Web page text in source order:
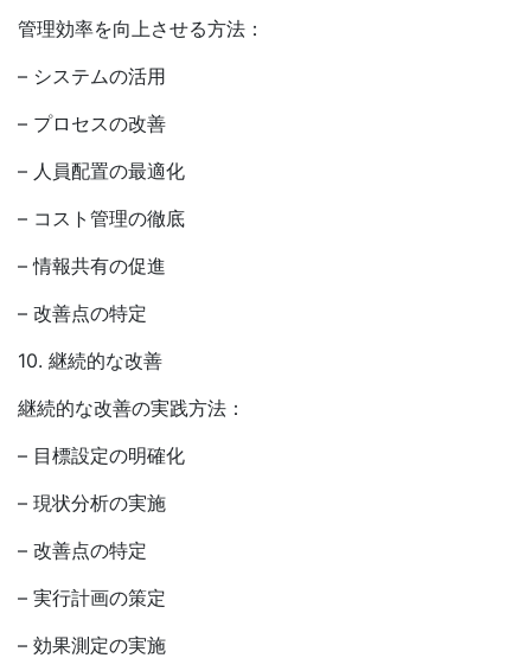
管理効率を向上させる方法：
– システムの活用
– プロセスの改善
– 人員配置の最適化
– コスト管理の徹底
– 情報共有の促進
– 改善点の特定
10. 継続的な改善
継続的な改善の実践方法：
– 目標設定の明確化
– 現状分析の実施
– 改善点の特定
– 実行計画の策定
– 効果測定の実施